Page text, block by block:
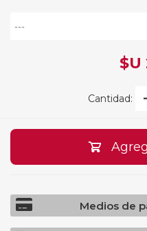
$U
Cantidad:
Medios de